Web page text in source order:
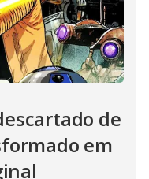
de
em